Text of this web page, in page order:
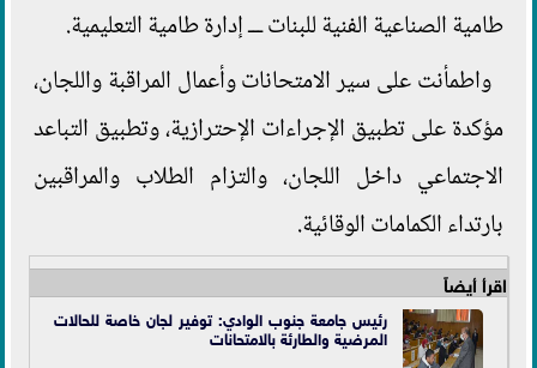
طامية الصناعية الفنية للبنات ـــ إدارة طامية التعليمية.
واطمأنت على سير الامتحانات وأعمال المراقبة واللجان،
مؤكدة على تطبيق الإجراءات الإحترازية، وتطبيق التباعد
الاجتماعي داخل اللجان، والتزام الطلاب والمراقبين
بارتداء الكمامات الوقائية.
اقرأ أيضاً
رئيس جامعة جنوب الوادي: توفير لجان خاصة للحالات
المرضية والطارئة بالامتحانات